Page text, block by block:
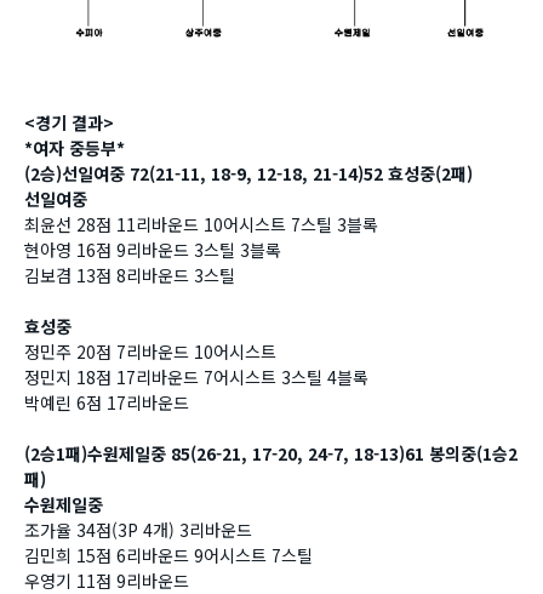
<경기 결과>
*여자 중등부*
(2승)선일여중 72(21-11, 18-9, 12-18, 21-14)52 효성중(2패)
선일여중
최윤선 28점 11리바운드 10어시스트 7스틸 3블록
현아영 16점 9리바운드 3스틸 3블록
김보겸 13점 8리바운드 3스틸
효성중
정민주 20점 7리바운드 10어시스트
정민지 18점 17리바운드 7어시스트 3스틸 4블록
박예린 6점 17리바운드
(2승1패)수원제일중 85(26-21, 17-20, 24-7, 18-13)61 봉의중(1승2
패)
수원제일중
조가율 34점(3P 4개) 3리바운드
김민희 15점 6리바운드 9어시스트 7스틸
우영기 11점 9리바운드